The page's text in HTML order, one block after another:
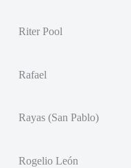
Riter Pool
Rafael
Rayas (San Pablo)
Rogelio León